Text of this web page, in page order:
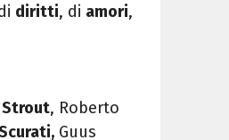
diritti, di amori,
Strout, Roberto
Guus